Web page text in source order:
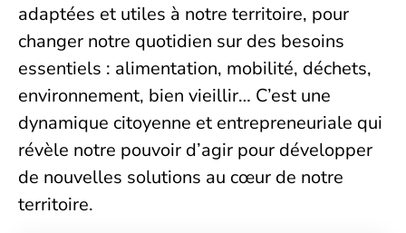
adaptées et utiles à notre territoire, pour
changer notre quotidien sur des besoins
essentiels : alimentation, mobilité, déchets,
environnement, bien vieillir… C’est une
dynamique citoyenne et entrepreneuriale qui
révèle notre pouvoir d’agir pour développer
de nouvelles solutions au cœur de notre
territoire.